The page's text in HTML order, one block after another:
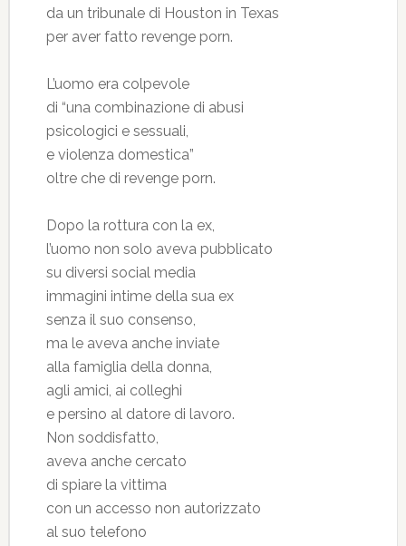
da un tribunale di Houston in Texas
per aver fatto revenge porn.
L’uomo era colpevole
di “una combinazione di abusi
psicologici e sessuali,
e violenza domestica”
oltre che di revenge porn.
Dopo la rottura con la ex,
l’uomo non solo aveva pubblicato
su diversi social media
immagini intime della sua ex
senza il suo consenso,
ma le aveva anche inviate
alla famiglia della donna,
agli amici, ai colleghi
e persino al datore di lavoro.
Non soddisfatto,
aveva anche cercato
di spiare la vittima
con un accesso non autorizzato
al suo telefono